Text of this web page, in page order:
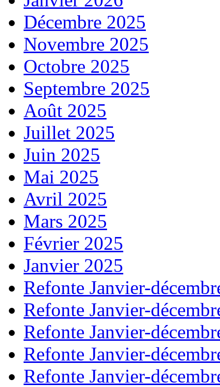
Décembre 2025
Novembre 2025
Octobre 2025
Septembre 2025
Août 2025
Juillet 2025
Juin 2025
Mai 2025
Avril 2025
Mars 2025
Février 2025
Janvier 2025
Refonte Janvier-
Refonte Janvier-
Refonte Janvier-
Refonte Janvier-
Refonte Janvier-